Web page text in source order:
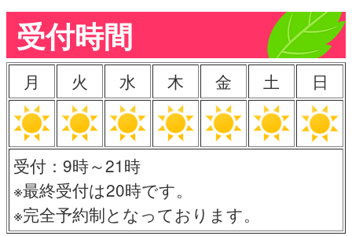
受付時間
月 火 水 木 金 土 日
受付：9時～21時
※最終受付は20時です。
※完全予約制となっております。